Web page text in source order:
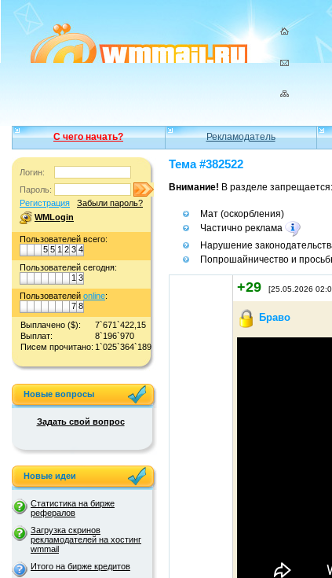
С чего начать? Рекламодатель
Логин:
Пароль:
Регистрация
Забыли пароль?
WMLogin
Пользователей всего:
5 5 1 2 3 4
Пользователей сегодня:
1 3
Пользователей online:
7 8
Выплачено ($):
7`671`422,15
Выплат:
8`196`970
Писем прочитано: 1`025`364`189
Новые вопросы
Задать свой вопрос
Новые идеи
Статистика на бирже
рефералов
Загрузка скринов
рекламодателей на хостинг
wmmail
Итого на бирже кредитов
Тема #382522
Внимание! В разделе запрещается:
Мат (оскорбления)
Частично реклама
Нарушение
Попрошайничество и
+29 [25.05.2026
Браво